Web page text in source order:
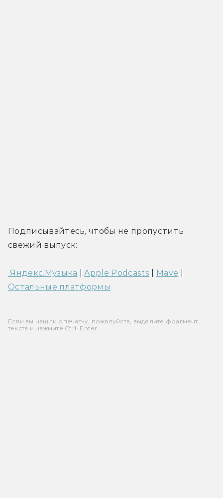
Подписывайтесь, чтобы не пропустить
свежий выпуск:
Яндекс.Музыка | Apple Podcasts Mave
Остальные платформы
Если вы нашли опечатку, пожалуйста, выделите фрагмент
текста и нажмите Ctrl+Enter.